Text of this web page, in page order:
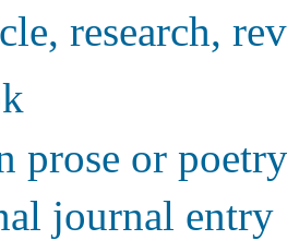
research,
prose or poetry
journal entry